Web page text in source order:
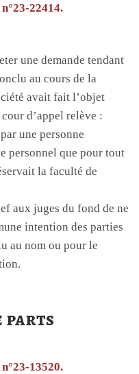
22414.
une demande tendant
au cours de la
avait fait l’objet
d’appel relève :
une personne
personnel que pour tout
la faculté de
aux juges du fond de ne
intention des parties
au nom ou pour le
parts
13520.